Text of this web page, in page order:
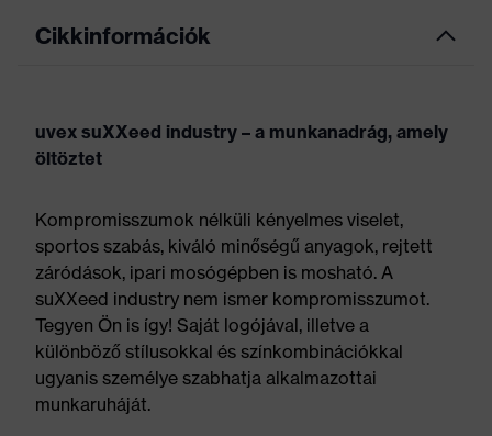
Cikkinformációk
uvex suXXeed industry – a munkanadrág, amely
öltöztet
Kompromisszumok nélküli kényelmes viselet,
sportos szabás, kiváló minőségű anyagok, rejtett
záródások, ipari mosógépben is mosható. A
suXXeed industry nem ismer kompromisszumot.
Tegyen Ön is így! Saját logójával, illetve a
különböző stílusokkal és színkombinációkkal
ugyanis személye szabhatja alkalmazottai
munkaruháját.